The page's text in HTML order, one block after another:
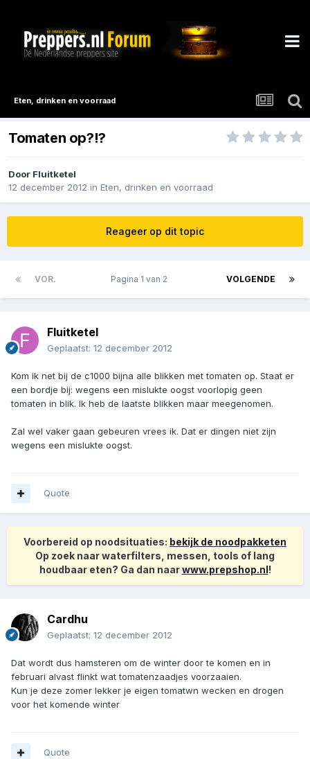
Eten, drinken en voorraad
Tomaten op?!?
Door Fluitketel
12 december 2012 in Eten, drinken en voorraad
Reageer op dit topic
VOR. VOLGENDE
Pagina 1 van 2
Fluitketel
Geplaatst: 12 december 2012
Kom ik net bij de c1000 bijna alle blikken met tomaten op. Staat er
een bordje bij: wegens een mislukte oogst voorlopig geen
tomaten in blik. Ik heb de laatste blikken maar meegenomen.
Zal wel vaker gaan gebeuren vrees ik. Dat er dingen niet zijn
wegens een mislukte oogst.
Quote
Voorbereid op noodsituaties: bekijk de noodpakketen
Op zoek naar waterfilters, messen, tools of lang
houdbaar eten? Ga dan naarwww.prepshop.nl!
Cardhu
Geplaatst: 12 december 2012
Dat wordt dus hamsteren om de winter door te komen en in
februari alvast flinkt wat tomatenzaadjes voorzaaien.
Kun je deze zomer lekker je eigen tomatwn wecken en drogen
voor het komende winter
Quote